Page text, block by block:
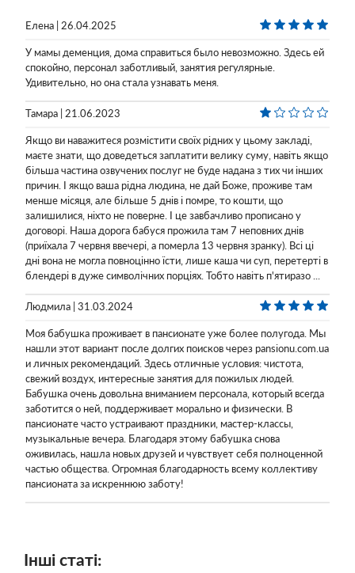
Елена | 26.04.2025
У мамы деменция, дома справиться было невозможно. Здесь ей
спокойно, персонал заботливый, занятия регулярные.
Удивительно, но она стала узнавать меня.
Тамара | 21.06.2023
Якщо ви наважитеся розмістити своїх рідних у цьому закладі,
маєте знати, що доведеться заплатити велику суму, навіть якщо
більша частина озвучених послуг не буде надана з тих чи інших
причин. І якщо ваша рідна людина, не дай Боже, проживе там
менше місяця, але більше 5 днів і помре, то кошти, що
залишилися, ніхто не поверне. І це завбачливо прописано у
договорі. Наша дорога бабуся прожила там 7 неповних днів
(приїхала 7 червня ввечері, а померла 13 червня зранку). Всі ці
дні вона не могла повноцінно їсти, лише каша чи суп, перетерті в
блендері в дуже символічних порціях. Тобто навіть п'ятиразо ...
Людмила | 31.03.2024
Моя бабушка проживает в пансионате уже более полугода. Мы
нашли этот вариант после долгих поисков через pansionu.com.ua
и личных рекомендаций. Здесь отличные условия: чистота,
свежий воздух, интересные занятия для пожилых людей.
Бабушка очень довольна вниманием персонала, который всегда
заботится о ней, поддерживает морально и физически. В
пансионате часто устраивают праздники, мастер-классы,
музыкальные вечера. Благодаря этому бабушка снова
оживилась, нашла новых друзей и чувствует себя полноценной
частью общества. Огромная благодарность всему коллективу
пансионата за искреннюю заботу!
Інші статі: